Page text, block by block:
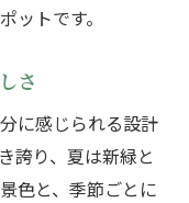
ットです。
さ
に感じられる設計
誇り、夏は新緑と
色と、季節ごとに